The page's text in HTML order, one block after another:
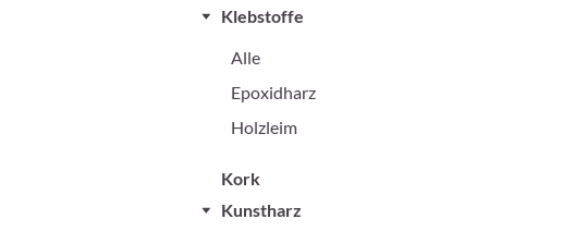
Klebstoffe
Alle
Epoxidharz
Holzleim
Kork
Kunstharz